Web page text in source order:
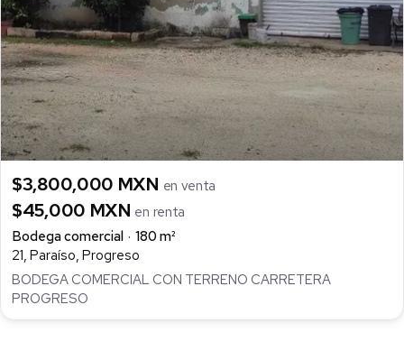
$3,800,000 MXN en venta
$45,000 MXN en renta
Bodega comercial
180 m²
21, Paraíso, Progreso
BODEGA COMERCIAL CON TERRENO CARRETERA
PROGRESO